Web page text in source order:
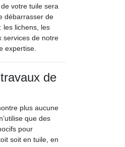
votre tuile sera
débarrasser de
les lichens, les
services de notre
expertise.
de
plus aucune
que des
pour
soit en tuile, en